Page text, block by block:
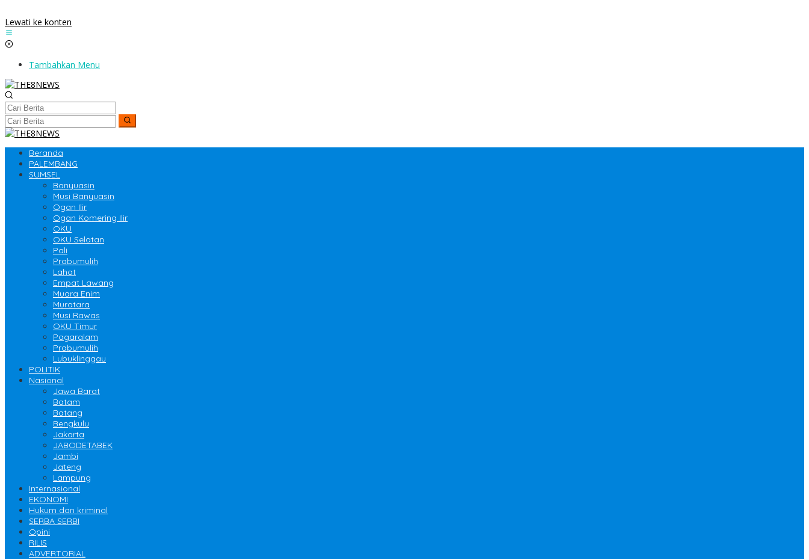
Lewati ke konten
Tambahkan Menu
Beranda
PALEMBANG
SUMSEL
Banyuasin
Musi Banyuasin
Ogan Ilir
Ogan Komering Ilir
OKU
OKU Selatan
Pali
Prabumulih
Lahat
Empat Lawang
Muara Enim
Muratara
Musi Rawas
OKU Timur
Pagaralam
Prabumulih
Lubuklinggau
POLITIK
Nasional
Jawa Barat
Batam
Batang
Bengkulu
Jakarta
JABODETABEK
Jambi
Jateng
Lampung
Internasional
EKONOMI
Hukum dan kriminal
SERBA SERBI
Opini
RILIS
ADVERTORIAL